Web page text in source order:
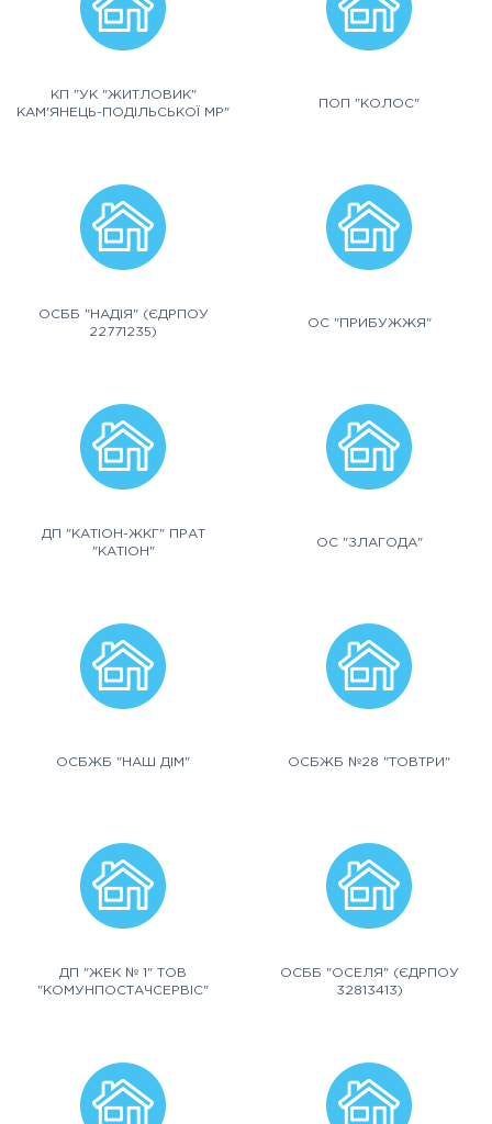
КП "УК "ЖИТЛОВИК"
КАМ'ЯНЕЦЬ-ПОДІЛЬСЬКОЇ МР"
ПОП "КОЛОС"
ОСББ "НАДІЯ" (ЄДРПОУ
22771235)
ОС "ПРИБУЖЖЯ"
ДП "КАТІОН-ЖКГ" ПРАТ
"КАТІОН"
ОС "ЗЛАГОДА"
ОСБЖБ "НАШ ДІМ" ОСБЖБ №28 "ТОВТРИ"
ДП "ЖЕК № 1" ТОВ
"КОМУНПОСТАЧСЕРВІС"
ОСББ "ОСЕЛЯ" (ЄДРПОУ
32813413)